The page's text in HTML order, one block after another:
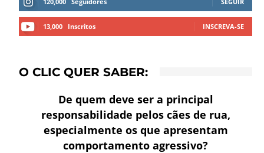
13,000 Inscritos INSCREVA-SE
O CLIC QUER SABER:
De quem deve ser a principal
responsabilidade pelos cães de rua,
especialmente os que apresentam
comportamento agressivo?